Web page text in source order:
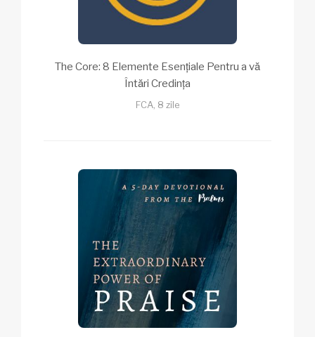
The Core: 8 Elemente Esențiale Pentru a vă
Întări Credința
FCA, 8 zile